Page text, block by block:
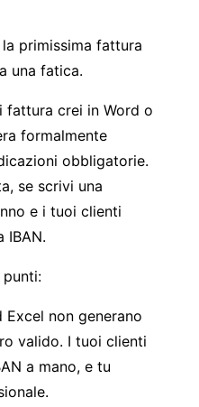
primissima fattura
una fatica.
fattura crei in Word o
formalmente
obbligatorie.
se scrivi una
e i tuoi clienti
IBAN.
Excel non generano
valido. I tuoi clienti
a mano, e tu